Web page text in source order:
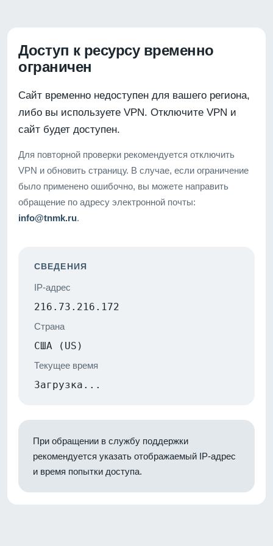
Доступ к ресурсу временно
ограничен
Сайт временно недоступен для вашего региона,
либо вы используете VPN. Отключите VPN и
сайт будет доступен.
Для повторной проверки рекомендуется отключить
VPN и обновить страницу. В случае, если ограничение
было применено ошибочно, вы можете направить
обращение по адресу электронной почты:
info@tnmk.ru.
СВЕДЕНИЯ
IP-адрес
216.73.216.172
Страна
США (US)
Текущее время
Загрузка...
При обращении в службу поддержки
рекомендуется указать отображаемый IP-адрес
и время попытки доступа.